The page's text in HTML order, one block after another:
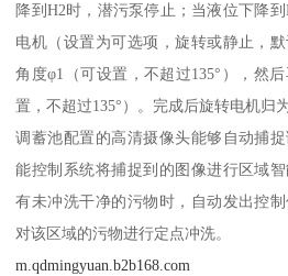
降到H2时，潜污泵停止；当液位下降
电机（设置为可选项，旋转或静止，
角度φ1（可设置，不超过135°），然
置，不超过135°）。完成后旋转电机归
调蓄池配置的高清摄像头能够自动捕
能控制系统将捕捉到的图像进行区域
有未冲洗干净的污物时，自动发出控
对该区域的污物进行定点冲洗。
m.qdmingyuan.b2b168.com